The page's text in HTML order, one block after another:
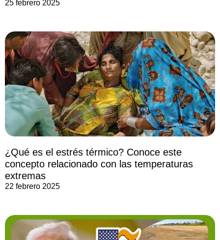
25 febrero 2025
¿Qué es el estrés térmico? Conoce este
concepto relacionado con las temperaturas
extremas
22 febrero 2025